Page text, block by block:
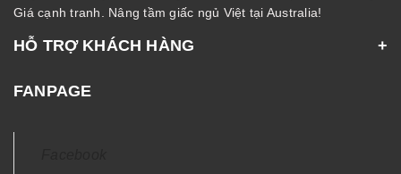
Giá cạnh tranh. Nâng tầm giấc ngủ Việt tại Australia!
HỖ TRỢ KHÁCH HÀNG
FANPAGE